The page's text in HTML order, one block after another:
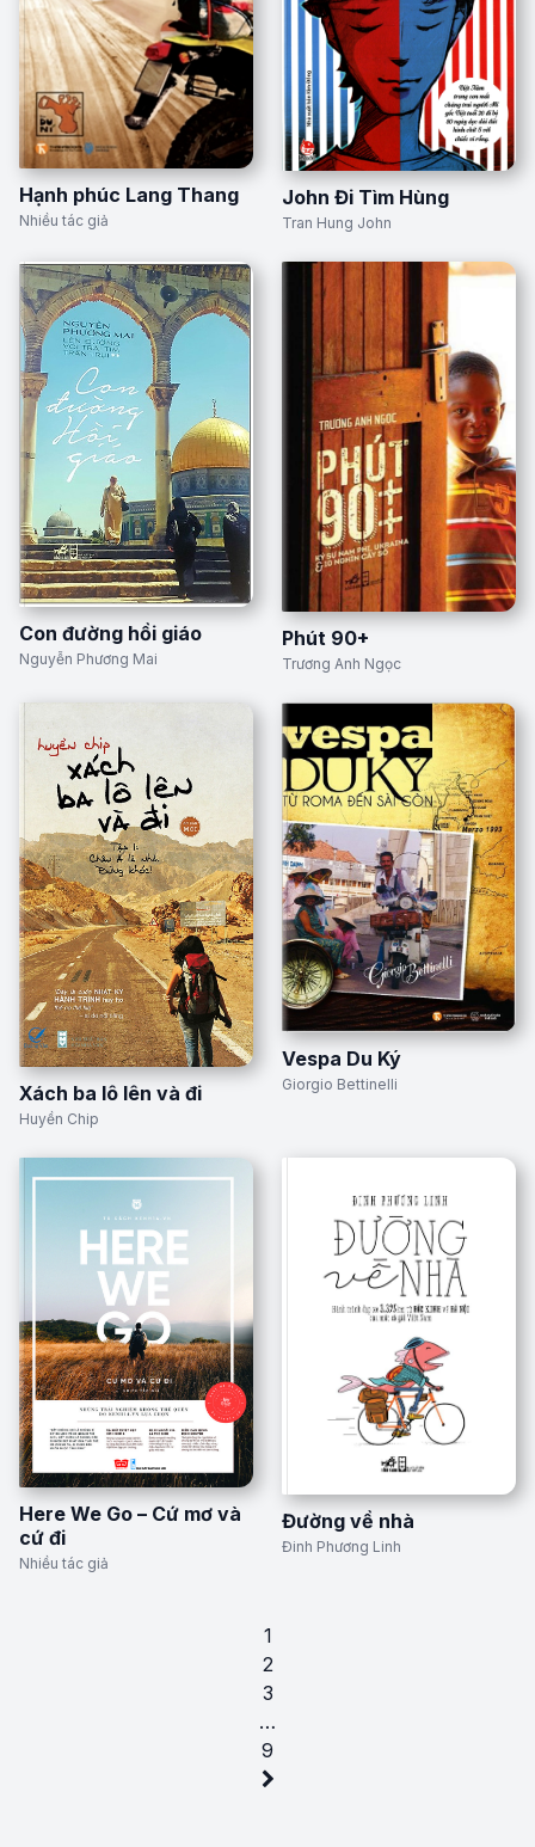
Hạnh phúc Lang Thang
Nhiều tác giả
John Đi Tìm Hùng
Tran Hung John
Con đường hồi giáo
Nguyễn Phương Mai
Phút 90+
Trương Anh Ngọc
Xách ba lô lên và đi
Huyền Chip
Vespa Du Ký
Giorgio Bettinelli
Here We Go – Cứ mơ và
cứ đi
Nhiều tác giả
Đường về nhà
Đinh Phương Linh
1
2
3
…
9